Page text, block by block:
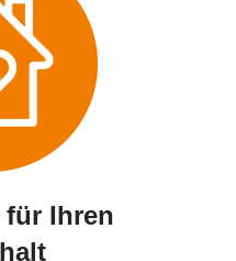
Ihren